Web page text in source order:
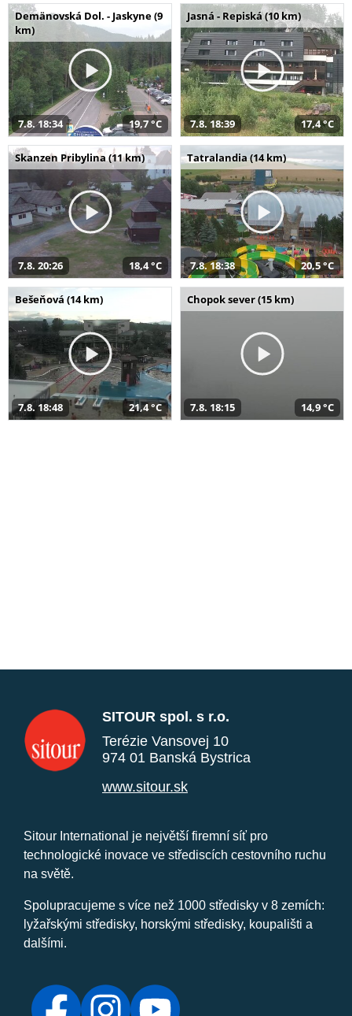
Demänovská Dol. - Jaskyne (9
km)
7.8. 18:34 19,7 °C
Jasná - Repiská (10 km)
7.8. 18:39 17,4 °C
Skanzen Pribylina (11 km)
7.8. 20:26 18,4 °C
Tatralandia (14 km)
7.8. 18:38 20,5 °C
Bešeňová (14 km)
7.8. 18:48 21,4 °C
Chopok sever (15 km)
7.8. 18:15 14,9 °C
SITOUR spol. s r.o.
Terézie Vansovej 10
974 01 Banská Bystrica
www.sitour.sk
Sitour International je největší firemní síť pro
technologické inovace ve střediscích cestovního ruchu
na světě.
Spolupracujeme s více než 1000 středisky v 8 zemích:
lyžařskými středisky, horskými středisky, koupališti a
dalšími.